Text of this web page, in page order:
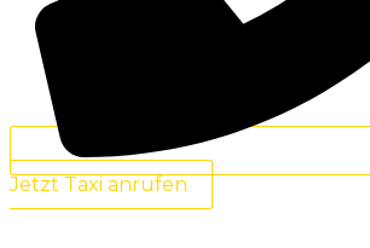
Jetzt Taxi anrufen